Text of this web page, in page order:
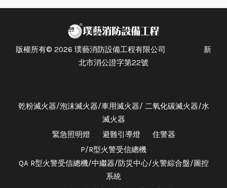
版權所有© 2026 璞藝消防設備工程有限公司 新
北市消公證字第22號
乾粉滅火器/泡沫滅火器/車用滅火器/ 二氧化碳滅火器/水
滅火器
緊急照明燈
避難引導燈
住警器
P/R型火警受信總機
QA R型火警受信總機/中繼器/防災中心/火警綜合盤/圖控
系統